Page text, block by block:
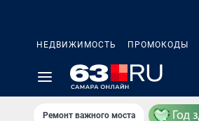
НЕДВИЖИМОСТЬ ПРОМОКОДЫ
Ремонт важного моста